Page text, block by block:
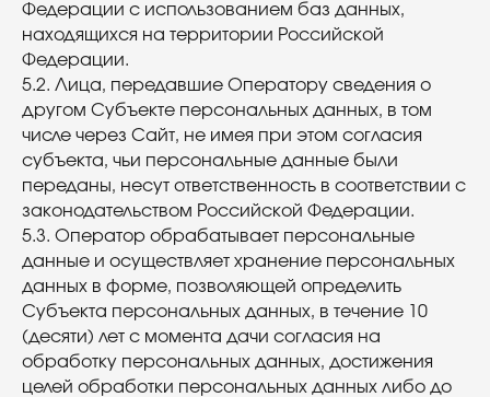
Федерации с использованием баз данных,
находящихся на территории Российской
Федерации.
5.2. Лица, передавшие Оператору сведения о
другом Субъекте персональных данных, в том
числе через Сайт, не имея при этом согласия
субъекта, чьи персональные данные были
переданы, несут ответственность в соответствии с
законодательством Российской Федерации.
5.3. Оператор обрабатывает персональные
данные и осуществляет хранение персональных
данных в форме, позволяющей определить
Субъекта персональных данных, в течение 10
(десяти) лет с момента дачи согласия на
обработку персональных данных, достижения
целей обработки персональных данных либо до